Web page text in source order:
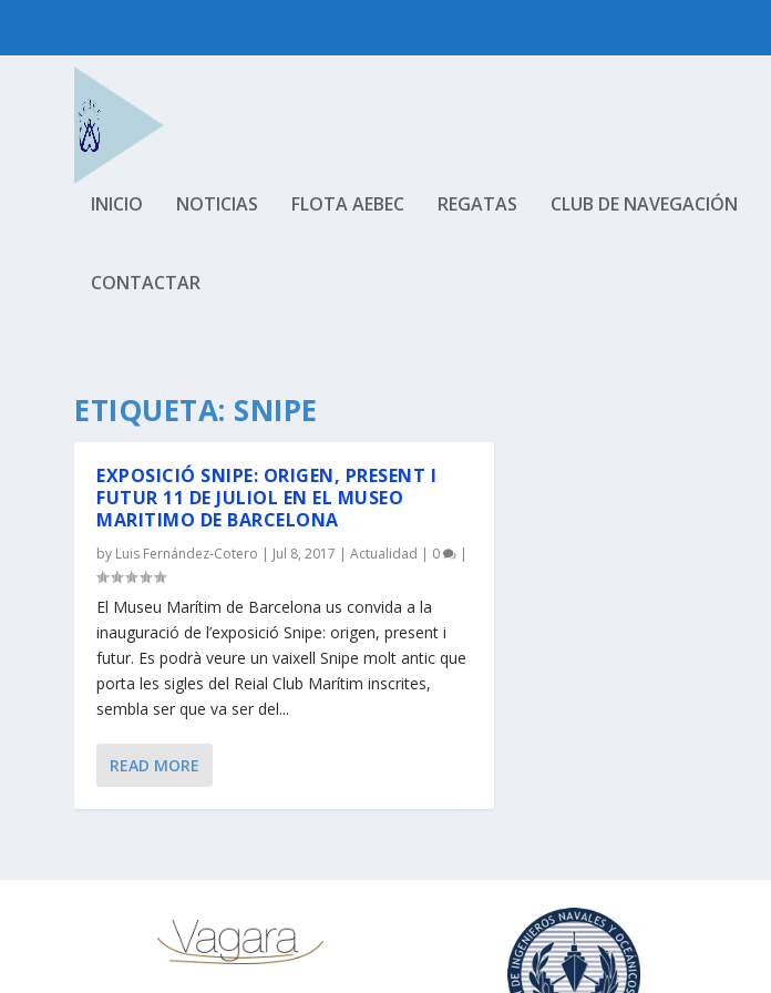
INICIO NOTICIAS FLOTA AEBEC REGATAS CLUB DE NAVEGACIÓN
CONTACTAR
ETIQUETA: SNIPE
EXPOSICIÓ SNIPE: ORIGEN, PRESENT I
FUTUR 11 DE JULIOL EN EL MUSEO
MARITIMO DE BARCELONA
by Luis Fernández-Cotero | Jul 8, 2017 |Actualidad | 0 |
El Museu Marítim de Barcelona us convida a la
inauguració de l’exposició Snipe: origen, present i
futur. Es podrà veure un vaixell Snipe molt antic que
porta les sigles del Reial Club Marítim inscrites,
sembla ser que va ser del...
READ MORE